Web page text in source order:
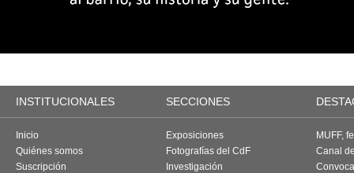
INSTITUCIONALES SECCIONES
Inicio
Quiénes somos
Suscripción
Exposiciones
Fotografías del CdF
Investigación
MUFF,
Canal